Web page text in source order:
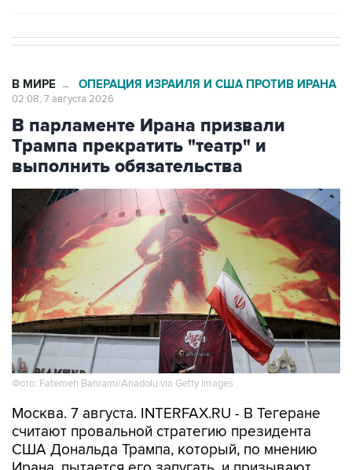
В МИРЕ → ОПЕРАЦИЯ ИЗРАИЛЯ И США ПРОТИВ ИРАНА
02:08, 7 августа 2026
В парламенте Ирана призвали
Трампа прекратить "театр" и
выполнить обязательства
Фото: Fatemeh Bahrami/Anadolu via Getty Images
Москва. 7 августа. INTERFAX.RU - В Тегеране
считают провальной стратегию президента
США Дональда Трампа, который, по мнению